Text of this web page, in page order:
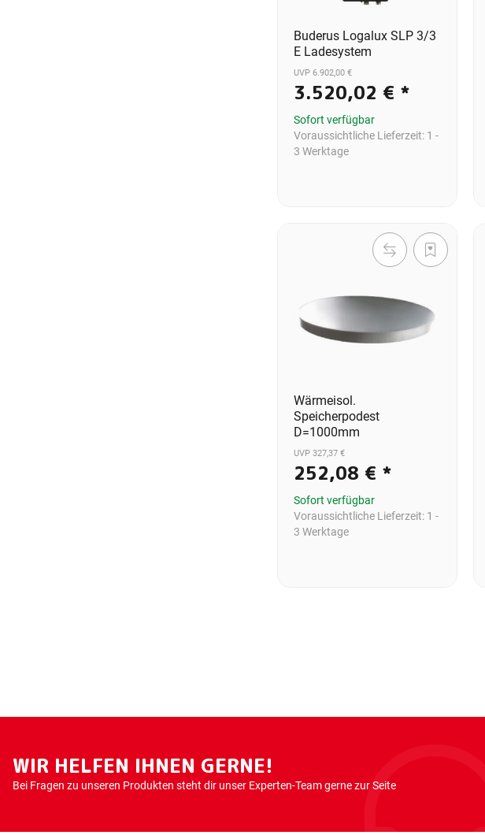
Buderus Logalux SLP 3/3
E Ladesystem
UVP 6.902,00 €
3.520,02 € *
Sofort verfügbar
Voraussichtliche Lieferzeit: 1 -
3 Werktage
Wärmeisol.
Speicherpodest
D=1000mm
UVP 327,37 €
252,08 € *
Sofort verfügbar
Voraussichtliche Lieferzeit: 1 -
3 Werktage
WIR HELFEN IHNEN GERNE!
Bei Fragen zu unseren Produkten steht dir unser Experten-Team gerne zur Seite